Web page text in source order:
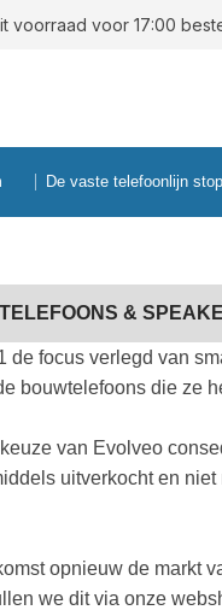
voorraad voor 17:00
De vaste telefoonlijn
&
de focus verlegd van
bouwtelefoons die ze
van Evolveo
uitverkocht en niet
opnieuw de markt
we dit via onze